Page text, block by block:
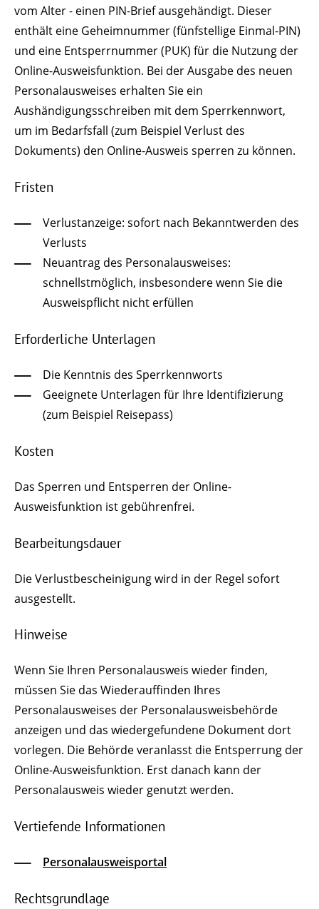
vom Alter - einen PIN-Briefausgehändigt. Dieser
enthält eine Geheimnummer(fünfstellige Einmal-PIN)
und eine Entsperrnummer (PUK) für die Nutzung der
Online-Ausweisfunktion. Bei der Ausgabe des neuen
Personalausweises erhalten Sie ein
Aushändigungsschreiben mit dem Sperrkennwort,
um im Bedarfsfall (zum Beispiel Verlust des
Dokuments) den Online-Ausweis sperren zu können.
Fristen
Verlustanzeige: sofort nach Bekanntwerden des
Verlusts
Neuantrag des Personalausweises:
schnellstmöglich, insbesondere wenn Sie die
Ausweispflicht nicht erfüllen
Erforderliche Unterlagen
Die Kenntnis des Sperrkennworts
Geeignete Unterlagen für Ihre Identifizierung
(zum Beispiel Reisepass)
Kosten
Das Sperren und Entsperren der Online-
Ausweisfunktion ist gebührenfrei.
Bearbeitungsdauer
Die Verlustbescheinigung wird in der Regel sofort
ausgestellt.
Hinweise
Wenn Sie Ihren Personalausweis wieder finden,
müssen Sie das Wiederauffinden Ihres
Personalausweises der Personalausweisbehörde
anzeigen und das wiedergefundene Dokument dort
vorlegen. Die Behördeveranlasst die Entsperrung der
Online-Ausweisfunktion. Erst danach kann der
Personalausweis wieder genutzt werden.
Vertiefende Informationen
Personalausweisportal
Rechtsgrundlage